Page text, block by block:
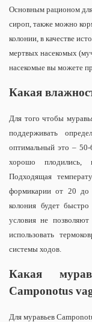
Основным рационом
сироп, также можно
колонии, в качестве
мертвых насекомых
насекомые вы можете
Какая
Для того чтобы
поддерживать
оптимальный это –
хорошо плодились,
Подходящая
формикарии от 20 до
колония будет быстро
условия не
использовать
системы ходов.
Какая
Camponotus
Для муравьев